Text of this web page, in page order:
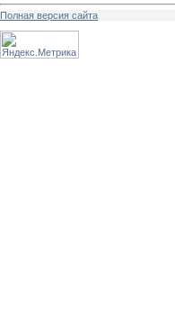
Полная версия сайта